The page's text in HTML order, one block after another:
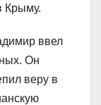
Крыму.
ввел
Он
веру в